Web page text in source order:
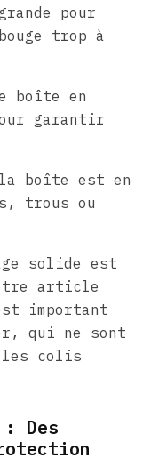
pour
trop à
boîte en
garantir
la boîte est en
trous ou
solide est
article
important
qui ne sont
les colis
Des